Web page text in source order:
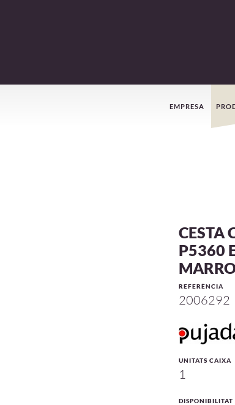
MenúEMPRESA
CESTA
P5360
REFERÈNCIA
2006292
UNITATS CAIXA
1
DISPONIBILITAT